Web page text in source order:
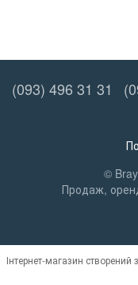
(093) 496 31 31
©
Продаж,
Інтернет-магазин